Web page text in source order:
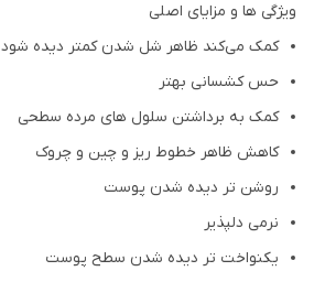
ویژگی ها و مزایای اصلی
کمک می‌کند ظاهر شل شدن کمتر دیده شود
حس کشسانی بهتر
کمک به برداشتن سلول های مرده سطحی
کاهش ظاهر خطوط ریز و چین و چروک
روشن تر دیده شدن پوست
نرمی دلپذیر
یکنواخت تر دیده شدن سطح پوست